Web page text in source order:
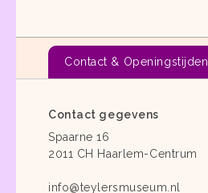
Contact & Openingstijden
Contact gegevens
Spaarne 16
2011 CH Haarlem-Centrum
info@teylersmuseum.nl